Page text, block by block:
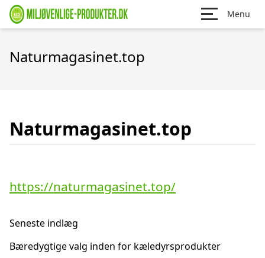
Menu
Naturmagasinet.top
Naturmagasinet.top
https://naturmagasinet.top/
Seneste indlæg
Bæredygtige valg inden for kæledyrsprodukter